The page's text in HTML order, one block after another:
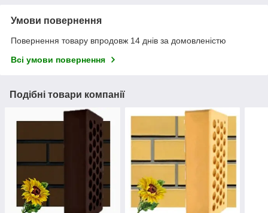
Умови повернення
Повернення товару впродовж 14 днів за домовленістю
Всі умови повернення
Подібні товари компанії